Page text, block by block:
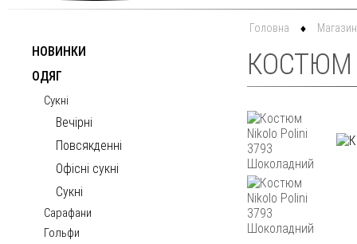
НОВИНКИ
ОДЯГ
Сукні
Вечірні
Повсякденні
Офісні сукні
Сукні
Сарафани
Гольфи
Головна Магазин
КОСТЮМ